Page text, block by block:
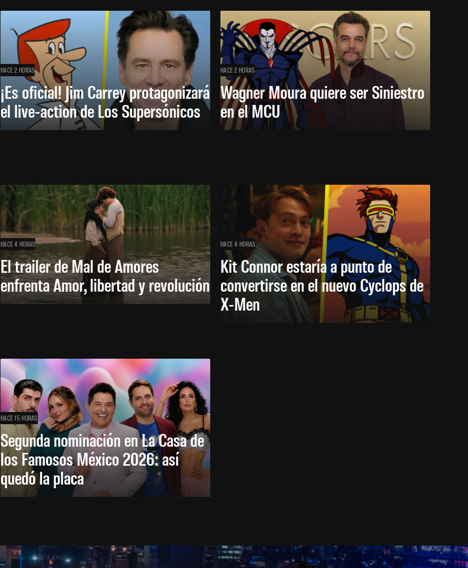
HACE 2 HORAS
¡Es oficial! Jim Carrey protagonizará
el live-action de Los Supersónicos
HACE 2 HORAS
Wagner Moura quiere ser Siniestro
en el MCU
HACE 4 HORAS
El trailer de Mal de Amores
enfrenta Amor, libertad y revolución
HACE 4 HORAS
Kit Connor estaría a punto de
convertirse en el nuevo Cyclops de
X-Men
HACE 15 HORAS
Segunda nominación en La Casa de
los Famosos México 2026: así
quedó la placa